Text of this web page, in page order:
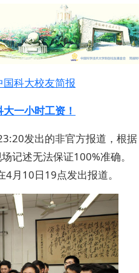
科大校友简报
一小时工资！
发出的非官方报道，根据
记述无法保证100%准确。
4月10日19点发出报道。